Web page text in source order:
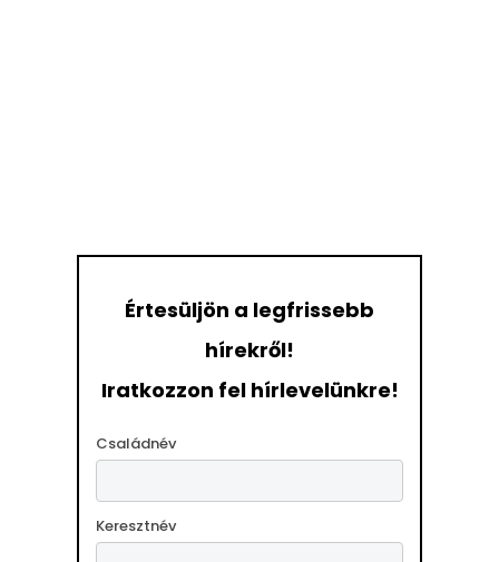
Értesüljön a legfrissebb
hírekről!
Iratkozzon fel hírlevelünkre!
Családnév
Keresztnév